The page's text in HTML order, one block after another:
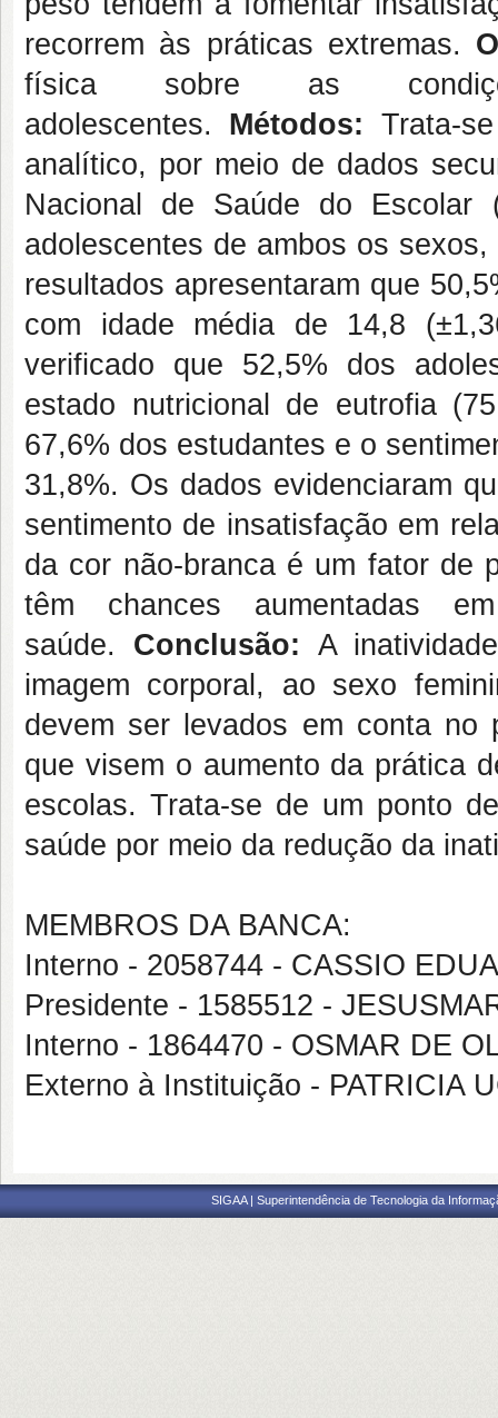
recorrem às práticas extremas.
física sobre as
adolescentes. Métodos: Trata-
analítico, por meio de dados
Nacional de Saúde do Escolar
adolescentes de ambos os
resultados apresentaram que
com idade média de 14,8
verificado que 52,5% dos
estado nutricional de eutrofia
67,6% dos estudantes e o
31,8%. Os dados evidenciaram
sentimento de insatisfação em
da cor não-branca é um fator de
têm chances aumentadas
saúde. Conclusão: A
imagem corporal, ao sexo
devem ser levados em conta no
que visem o aumento da prática
escolas. Trata-se de um ponto
saúde por meio da redução da
MEMBROS DA BANCA:
Interno - 2058744 - CASSIO
Presidente - 1585512 -
Interno - 1864470 - OSMAR DE
Externo à Instituição - PATRICIA
SIGAA | Superintendência de Tecnologia da